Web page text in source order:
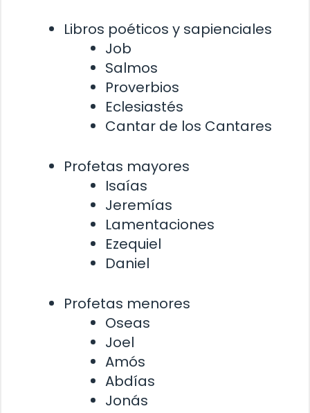
Libros poéticos y sapienciales
Job
Salmos
Proverbios
Eclesiastés
Cantar de los Cantares
Profetas mayores
Isaías
Jeremías
Lamentaciones
Ezequiel
Daniel
Profetas menores
Oseas
Joel
Amós
Abdías
Jonás